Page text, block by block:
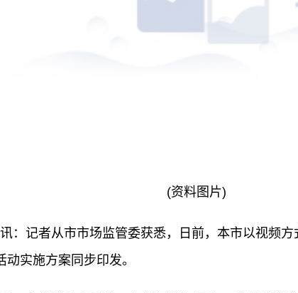
(资料图片)
：记者从市市场监管委获悉，日前，本市以视频
动实施方案同步印发。